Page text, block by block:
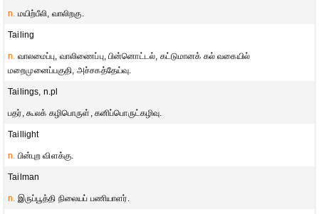
n. மயிற்பீலி, வாலிறகு.
Tailing
n. வாலமைப்பு, வாலிணைப்பு, பின்னொட்டல், கட்டுமானக் கல் வகையில்
மறைமுனைப்பகுதி, அச்சகத்தேய்வு.
Tailings, n.pl
பதர், கூலக் கழிபொருள், கனிப்பொருட்கழிவு.
Taillight
n. பின்புற விளக்கு.
Tailman
n. இருப்பூத்தி நிலையப் பணியாளர்.